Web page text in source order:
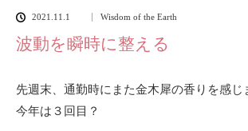
2021.11.1 Wisdom of the Earth
波動を瞬時に整える
先週末、通勤時にまた金木犀の香りを感じ
今年は３回目？